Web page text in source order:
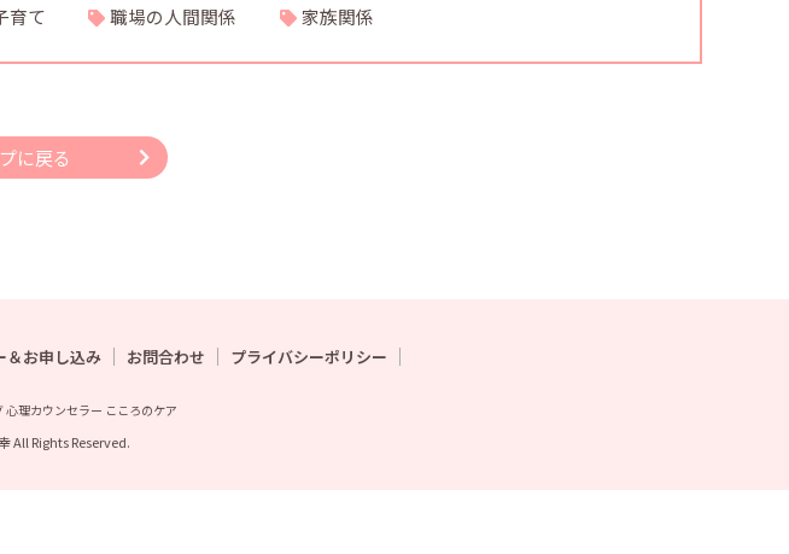
育て 職場の人間関係 家族関係
に戻る
＆お申し込み お問合わせ プライバシーポリシー
理カウンセラー こころのケア
All Rights Reserved.